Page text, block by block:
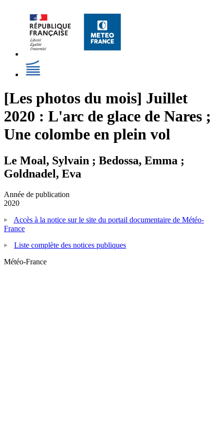
[Les photos du mois] Juillet
2020 : L'arc de glace de Nares ;
Une colombe en plein vol
Le Moal, Sylvain ; Bedossa, Emma ;
Goldnadel, Eva
Année de publication
2020
Accès à la notice sur le site du portail documentaire de Météo-
France
Liste complète des notices publiques
Météo-France